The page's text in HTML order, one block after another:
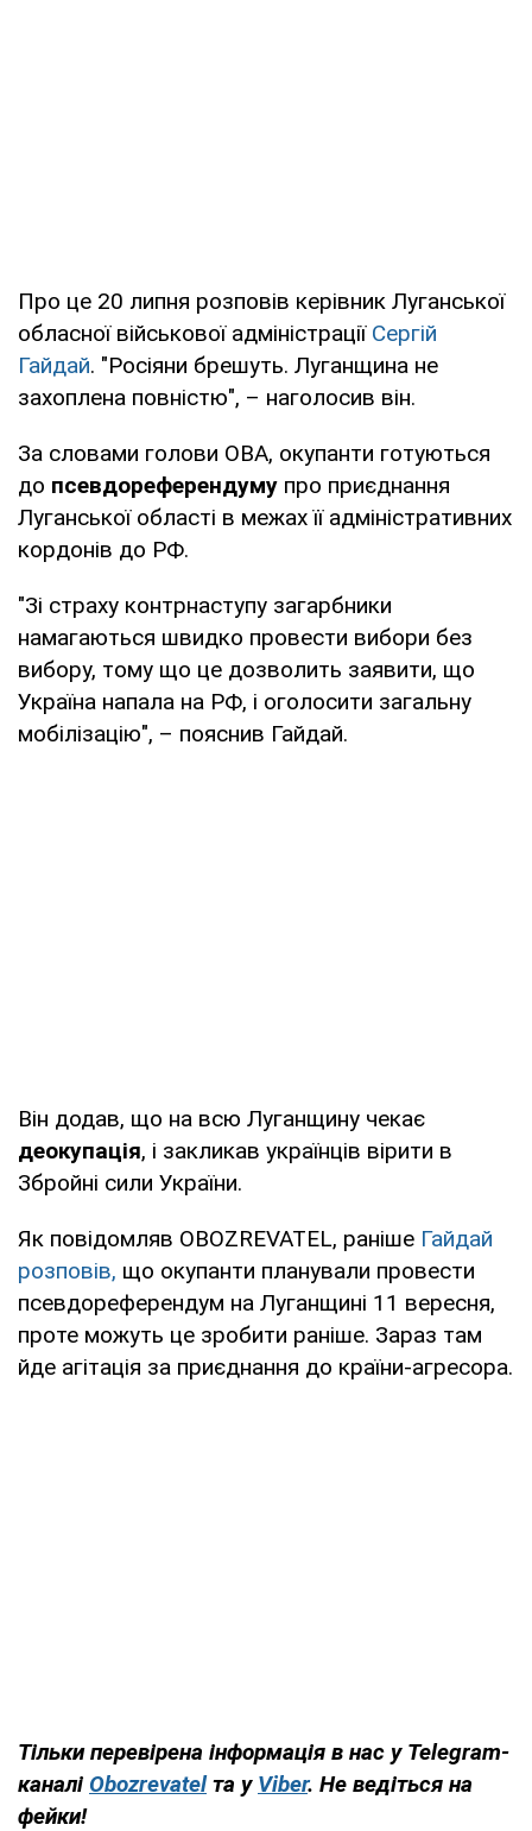
Про це 20 липня розповів керівник Луганської
обласної військової адміністрації Сергій
Гайдай. "Росіяни брешуть. Луганщина не
захоплена повністю", – наголосив він.
За словами голови ОВА, окупанти готуються
до псевдореферендуму про приєднання
Луганської області в межах її адміністративних
кордонів до РФ.
"Зі страху контрнаступу загарбники
намагаються швидко провести вибори без
вибору, тому що це дозволить заявити, що
Україна напала на РФ, і оголосити загальну
мобілізацію", – пояснив Гайдай.
Він додав, що на всю Луганщину чекає
деокупація, і закликав українців вірити в
Збройні сили України.
Як повідомляв OBOZREVATEL, раніше Гайдай
розповів, що окупанти планували провести
псевдореферендум на Луганщині 11 вересня,
проте можуть це зробити раніше. Зараз там
йде агітація за приєднання до країни-агресора.
Тільки перевірена інформація в нас у Telegram-
каналі Obozrevatelта у Viber. Не ведіться на
фейки!